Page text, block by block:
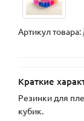
Артикул товара:
Краткие
Резинки для
кубик.